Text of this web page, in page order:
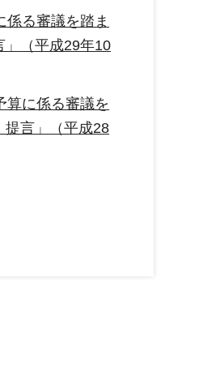
係る審議を踏ま
」（平成29年10
算に係る審議を
提言」（平成28